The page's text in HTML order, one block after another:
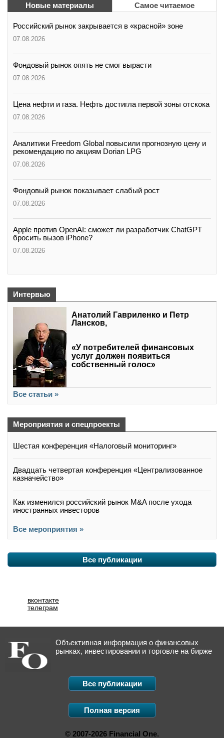
Новые материалы Самое читаемое
Российский рынок закрывается в «красной» зоне
07.08.2026
Фондовый рынок опять не смог вырасти
07.08.2026
Цена нефти и газа. Нефть достигла первой зоны отскока
07.08.2026
Аналитики Freedom Global повысили прогнозную цену и
рекомендацию по акциям Dorian LPG
07.08.2026
Фондовый рынок показывает слабый рост
07.08.2026
Apple против OpenAI: сможет ли разработчик ChatGPT
бросить вызов iPhone?
07.08.2026
Интервью
Анатолий Гавриленко и Петр
Лансков,
«У потребителей финансовых
услуг должен появиться
собственный голос»
Все статьи »
Мероприятия и спецпроекты
Шестая конференция «Налоговый мониторинг»
Двадцать четвертая конференция «Централизованное
казначейство»
Как изменился российский рынок M&A после ухода
иностранных инвесторов
Все мероприятия »
Все публикации
вконтакте
телеграм
Объективная информация о финансовых
рынках, инвестировании и торговле на бирже
Все публикации
Полная версия
© 2007-2026 Financial One.